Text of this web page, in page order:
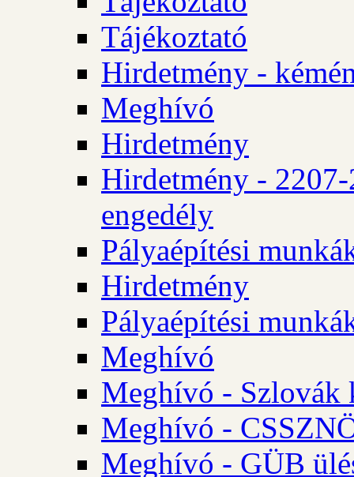
Tájékoztató
Hirdetmény -
Meghívó
Hirdetmény
Hirdetmény -
engedély
Pályaépítési
Hirdetmény
Pályaépítési
Meghívó
Meghívó - Szlovák
Meghívó -
Meghívó - GÜB